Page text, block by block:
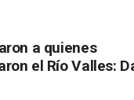
a quienes
el Río Valles: